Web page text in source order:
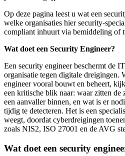
Op deze pagina leest u wat een
welke organisaties hier security-
compliant inhuurt via bemiddeling of
Wat doet een Security Engineer?
Een security engineer beschermt de
organisatie tegen digitale dreigingen.
engineer vooral bouwt en beheert,
een kritische blik naar: waar zitten
een aanvaller binnen, en wat is er
tijdig te detecteren. Het is een
weegt, doordat cyberdreigingen
zoals NIS2, ISO 27001 en de AVG
Wat doet een security